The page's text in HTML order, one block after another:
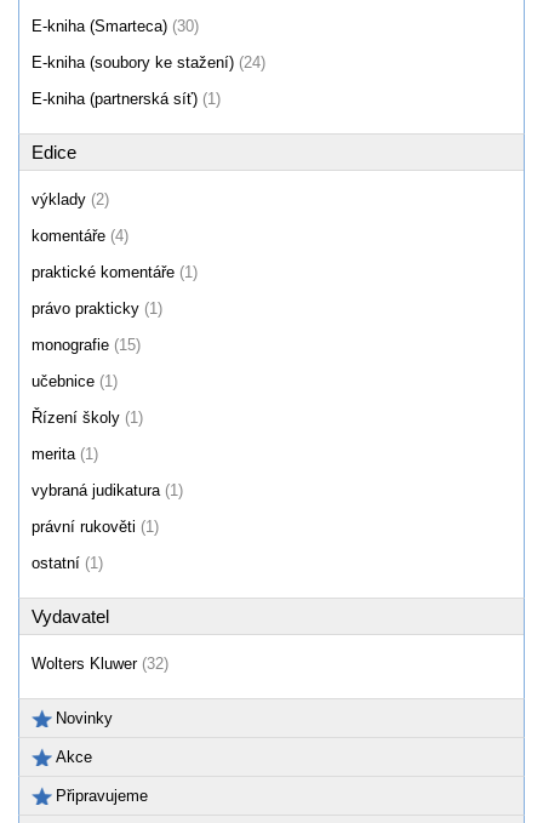
E-kniha (Smarteca) (30)
E-kniha (soubory ke stažení) (24)
E-kniha (partnerská síť) (1)
Edice
výklady (2)
komentáře (4)
praktické komentáře (1)
právo prakticky (1)
monografie (15)
učebnice (1)
Řízení školy (1)
merita (1)
vybraná judikatura (1)
právní rukověti (1)
ostatní (1)
Vydavatel
Wolters Kluwer (32)
Novinky
Akce
Připravujeme